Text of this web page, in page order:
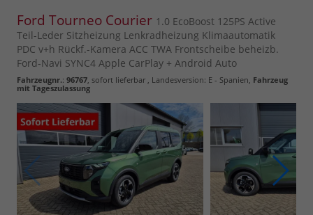
Ford Tourneo Courier 1.0 EcoBoost 125PS Active
Teil-Leder Sitzheizung Lenkradheizung Klimaautomatik
PDC v+h Rückf.-Kamera ACC TWA Frontscheibe beheizb.
Ford-Navi SYNC4 Apple CarPlay + Android Auto
Fahrzeugnr.: 96767 sofort lieferbar , Landesversion: E - Spanien, Fahrzeug
mit Tageszulassung